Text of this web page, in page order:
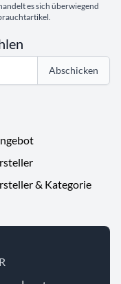
es sich überwiegend
Abschicken
& Kategorie